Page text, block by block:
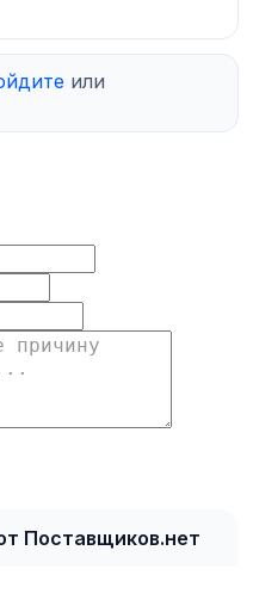
или
Поставщиков.нет